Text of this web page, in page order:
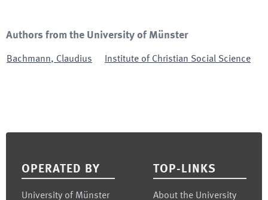
Authors from the University of Münster
Bachmann, Claudius Institute of Christian Social Science
OPERATED BY
University of Münster
TOP-LINKS
About the University